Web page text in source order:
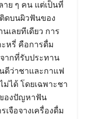
าย ๆ คน แต่เป็นที่
ดบนผิวฟันของ
ลยทีเดียว การ
ะหรี่ คือการดื่ม
ากที่รับประทาน
ดีว่าชาและกาแฟ
ม่ได้ โดยเฉพาะชา
ของปัญหาฟัน
จือจางเครื่องดื่ม